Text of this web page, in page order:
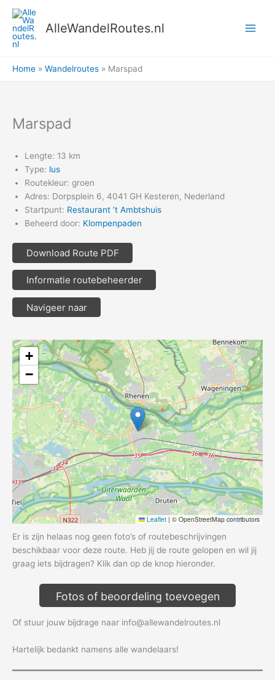
naar
inhoud
AlleWandelRoutes.nl
Home Wandelroutes Marspad
Marspad
Lengte: 13 km
Type: lus
Routekleur: groen
Adres: Dorpsplein 6, 4041 GH Kesteren, Nederland
Startpunt: Restaurant ’t Ambtshuis
Beheerd door: Klompenpaden
Download Route PDF
Informatie routebeheerder
Navigeer naar
+
−
Leaflet | © OpenStreetMap contributors
Er is zijn helaas nog geen foto’s of routebeschrijvingen
beschikbaar voor deze route. Heb jij de route gelopen en wil jij
graag iets bijdragen? Klik dan op de knop hieronder.
Fotos of beoordeling toevoegen
Of stuur jouw bijdrage naar info@allewandelroutes.nl
Hartelijk bedankt namens alle wandelaars!